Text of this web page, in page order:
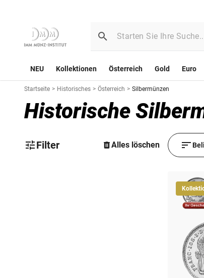
NEU Kollektionen Österreich Gold Euro
Startseite > Historisches > Österreich > Silbermünzen
Historische
Filter Alles löschen